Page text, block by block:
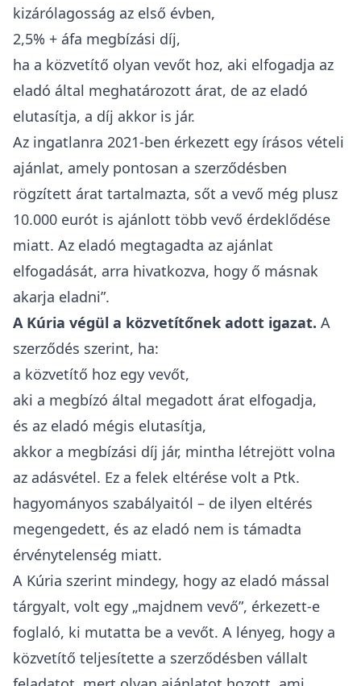
kizárólagosság az első évben,
2,5% + áfa megbízási díj,
ha a közvetítő olyan vevőt hoz, aki elfogadja az
eladó által meghatározott árat, de az eladó
elutasítja, a díj akkor is jár.
Az ingatlanra 2021-ben érkezett egy írásos vételi
ajánlat, amely pontosan a szerződésben
rögzített árat tartalmazta, sőt a vevő még plusz
10.000 eurót is ajánlott több vevő érdeklődése
miatt. Az eladó megtagadta az ajánlat
elfogadását, arra hivatkozva, hogy ő másnak
akarja eladni”.
A Kúria végül a közvetítőnek adott igazat. A
szerződés szerint, ha:
a közvetítő hoz egy vevőt,
aki a megbízó által megadott árat elfogadja,
és az eladó mégis elutasítja,
akkor a megbízási díj jár, mintha létrejött volna
az adásvétel. Ez a felek eltérése volt a Ptk.
hagyományos szabályaitól – de ilyen eltérés
megengedett, és az eladó nem is támadta
érvénytelenség miatt.
A Kúria szerint mindegy, hogy az eladó mással
tárgyalt, volt egy „majdnem vevő”, érkezett-e
foglaló, ki mutatta be a vevőt. A lényeg, hogy a
közvetítő teljesítette a szerződésben vállalt